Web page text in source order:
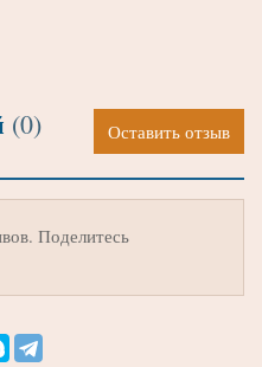
(0) Оставить отзыв
Поделитесь